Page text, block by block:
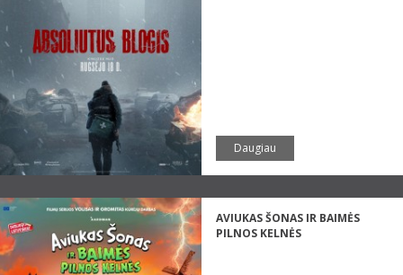
Daugiau
AVIUKAS ŠONAS IR BAIMĖS
PILNOS KELNĖS